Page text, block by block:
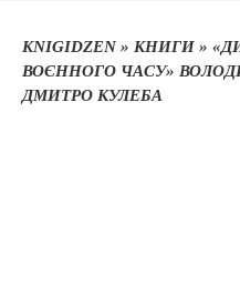
KNIGIDZEN» КНИГИ »
ВОЄННОГО ЧАСУ»
ДМИТРО КУЛЕБА